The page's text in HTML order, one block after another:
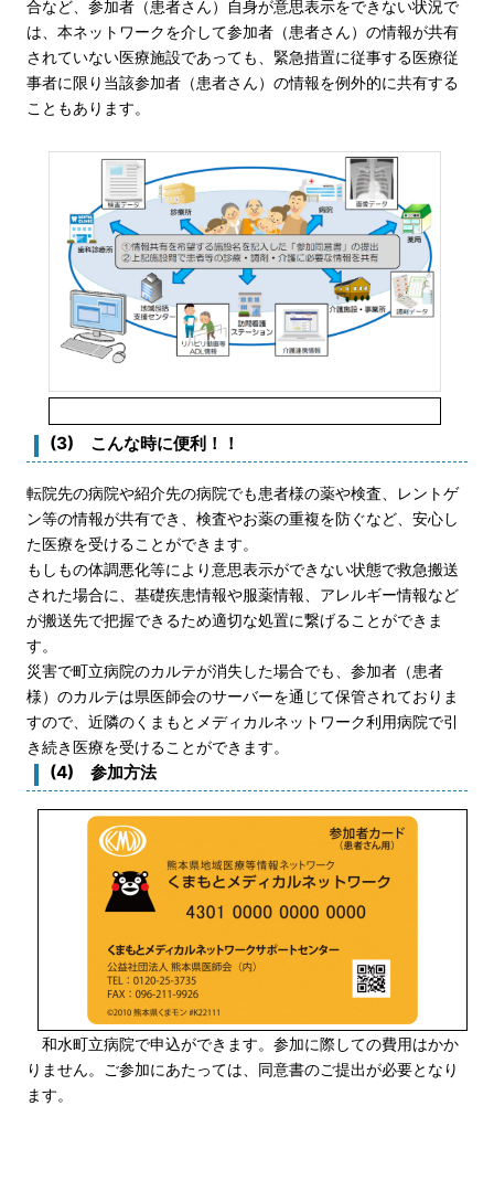
合など、参加者（患者さん）自身が意思表示をできない状況で
は、本ネットワークを介して参加者（患者さん）の情報が共有
されていない医療施設であっても、緊急措置に従事する医療従
事者に限り当該参加者（患者さん）の情報を例外的に共有する
こともあります。
(3) こんな時に便利！！
転院先の病院や紹介先の病院でも患者様の薬や検査、レントゲ
ン等の情報が共有でき、検査やお薬の重複を防ぐなど、安心し
た医療を受けることができます。
もしもの体調悪化等により意思表示ができない状態で救急搬送
された場合に、基礎疾患情報や服薬情報、アレルギー情報など
が搬送先で把握できるため適切な処置に繋げることができま
す。
災害で町立病院のカルテが消失した場合でも、参加者（患者
様）のカルテは県医師会のサーバーを通じて保管されておりま
すので、近隣のくまもとメディカルネットワーク利用病院で引
き続き医療を受けることができます。
(4) 参加方法
和水町立病院で申込ができます。参加に際しての費用はかか
りません。ご参加にあたっては、同意書のご提出が必要となり
ます。